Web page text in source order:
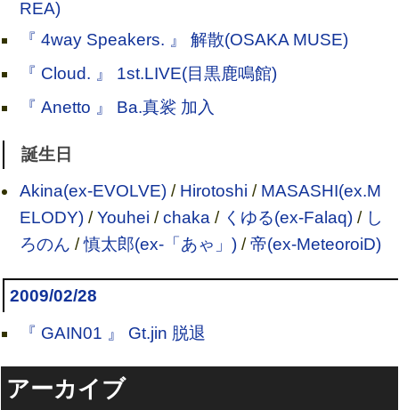
REA)
『 4way Speakers. 』 解散(OSAKA MUSE)
『 Cloud. 』 1st.LIVE(目黒鹿鳴館)
『 Anetto 』 Ba.真裟 加入
誕生日
Akina(ex-EVOLVE)/ Hirotoshi / MASASHI(ex.M
ELODY)/Youhei /chaka / くゆる(ex-Falaq)/ し
ろのん /慎太郎(ex-「あゃ」)/帝(ex-MeteoroiD)
2009/02/28
『 GAIN01 』 Gt.jin 脱退
アーカイブ